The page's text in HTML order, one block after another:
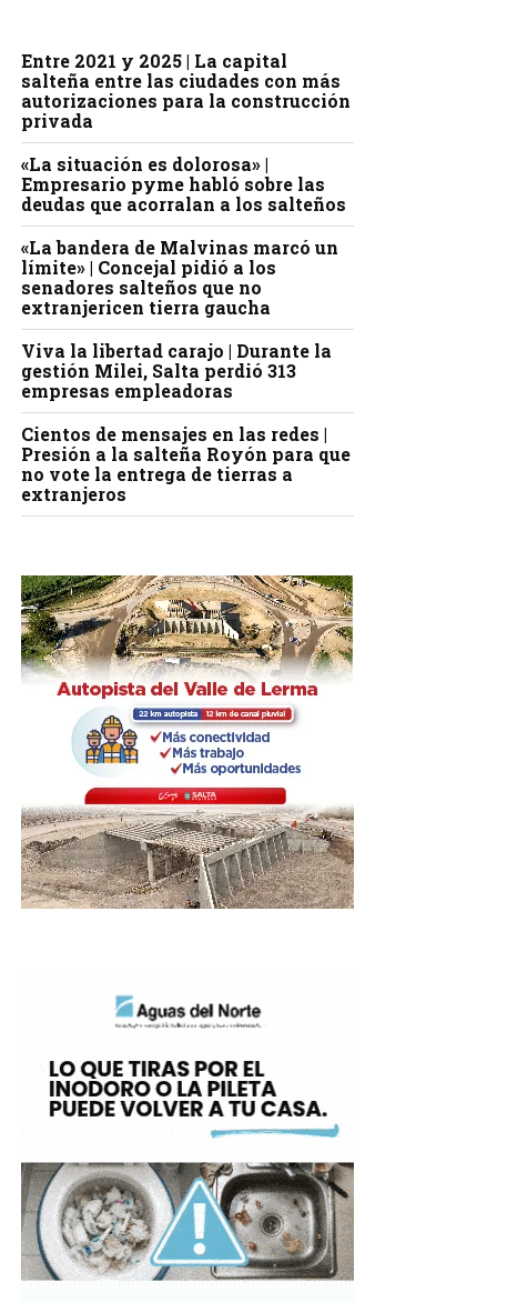
Entre 2021 y 2025 | La capital
salteña entre las ciudades con más
autorizaciones para la construcción
privada
«La situación es dolorosa» |
Empresario pyme habló sobre las
deudas que acorralan a los salteños
«La bandera de Malvinas marcó un
límite» | Concejal pidió a los
senadores salteños que no
extranjericen tierra gaucha
Viva la libertad carajo | Durante la
gestión Milei, Salta perdió 313
empresas empleadoras
Cientos de mensajes en las redes |
Presión a la salteña Royón para que
no vote la entrega de tierras a
extranjeros